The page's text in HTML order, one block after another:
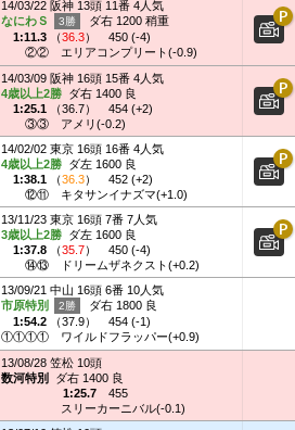
14/03/22 阪神 13頭 11番 4人気
なにわＳ
ダ右 1200 稍重
1:11.3 （36.3）
450 (-4)
②②
エリアコンプリート(-0.9)
14/03/09 阪神 16頭 15番 4人気
4歳以上2勝 ダ右 1400 良
1:25.1 （36.7）
454 (+2)
③③
アメリ(-0.2)
14/02/02 東京 16頭 16番 4人気
4歳以上2勝 ダ左 1600 良
1:38.1 （36.3）
452 (+2)
⑫⑪
キタサンイナズマ(+1.0)
13/11/23 東京 16頭 7番 7人気
3歳以上2勝 ダ左 1600 良
1:37.8 （35.7）
450 (-4)
⑭⑬
ドリームザネクスト(+0.2)
13/09/21 中山 16頭 6番 10人気
市原特別
ダ右 1800 良
1:54.2 （37.9）
454 (-1)
①①①①
ワイルドフラッパー(+0.9)
13/08/28 笠松 10頭
数河特別
ダ右 1400 良
1:25.7
455
スリーカーニバル(-0.1)